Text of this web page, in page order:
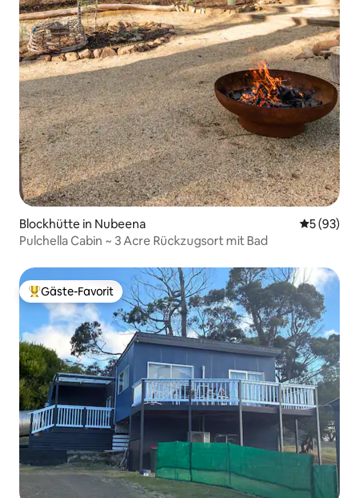
Blockhütte in Nubeena
5 (93)
Pulchella Cabin ~ 3 Acre Rückzugsort mit Bad
Beliebter Gäste-Favorit.
Gäste-Favorit